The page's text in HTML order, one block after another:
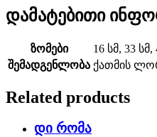
დამატებითი
ზომები
16 სმ, 33 სმ,
შემადგენლობა ქათმის
Related products
დი რომა